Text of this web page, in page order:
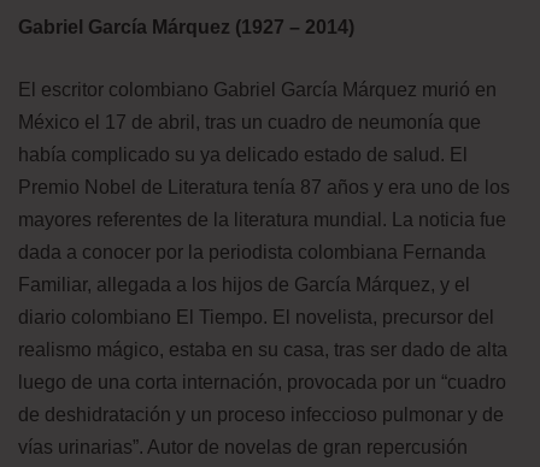
Gabriel García Márquez (1927 – 2014)
El escritor colombiano Gabriel García Márquez murió en
México el 17 de abril, tras un cuadro de neumonía que
había complicado su ya delicado estado de salud. El
Premio Nobel de Literatura tenía 87 años y era uno de los
mayores referentes de la literatura mundial. La noticia fue
dada a conocer por la periodista colombiana Fernanda
Familiar, allegada a los hijos de García Márquez, y el
diario colombiano El Tiempo. El novelista, precursor del
realismo mágico, estaba en su casa, tras ser dado de alta
luego de una corta internación, provocada por un “cuadro
de deshidratación y un proceso infeccioso pulmonar y de
vías urinarias”. Autor de novelas de gran repercusión